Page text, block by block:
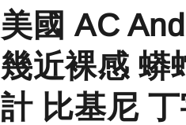
美國 AC
幾近裸感 蟒
計 比基尼